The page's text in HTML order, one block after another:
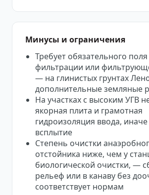
Минусы и ограничения
Требует обязательного поля
фильтрации или
— на глинистых грунтах
дополнительные земляные
На участках с высоким УГВ
якорная плита и грамотная
гидроизоляция ввода,
всплытие
Степень очистки
отстойника ниже, чем у
биологической очистки, —
рельеф или в канаву без
соответствует нормам